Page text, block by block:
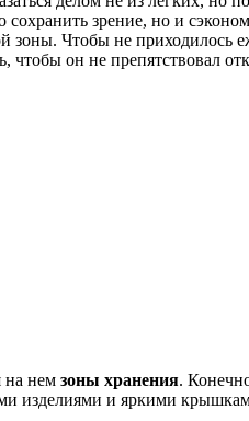
зрение, но и
Чтобы не приходилось
он не препятствовал
на нем зоны хранения.
и яркими